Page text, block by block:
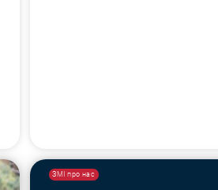
ЗМІ про нас